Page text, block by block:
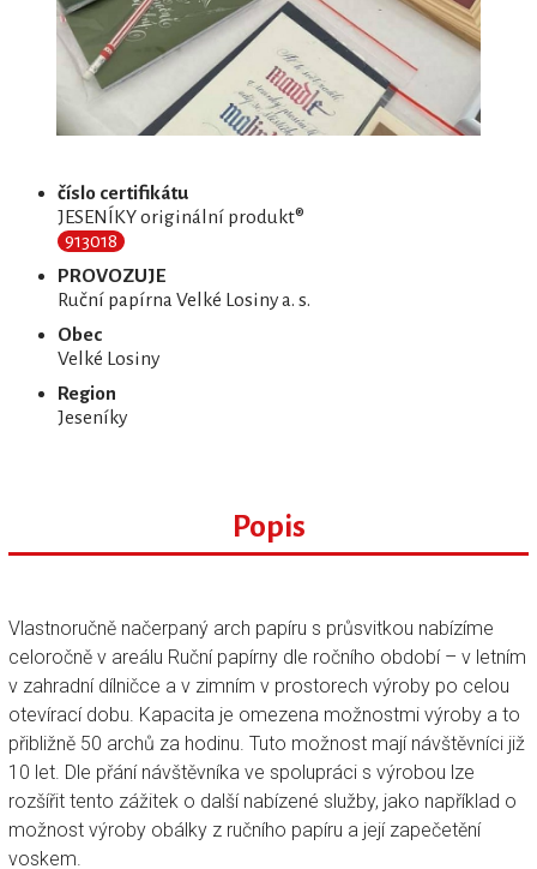
číslo certifikátu
JESENÍKY originální produkt®
913018
PROVOZUJE
Ruční papírna Velké Losiny a. s.
Obec
Velké Losiny
Region
Jeseníky
Popis
Vlastnoručně načerpaný arch papíru s průsvitkou nabízíme
celoročně v areálu Ruční papírny dle ročního období – v letním
v zahradní dílničce a v zimním v prostorech výroby po celou
otevírací dobu. Kapacita je omezena možnostmi výroby a to
přibližně 50 archů za hodinu. Tuto možnost mají návštěvníci již
10 let. Dle přání návštěvníka ve spolupráci s výrobou lze
rozšířit tento zážitek o další nabízené služby, jako například o
možnost výroby obálky z ručního papíru a její zapečetění
voskem.